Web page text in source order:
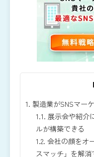
1. 製造業がSNSマー
1.1. 展示会や紹介
ルが構築できる
1.2. 会社の顔をオ
スマッチ」を解消